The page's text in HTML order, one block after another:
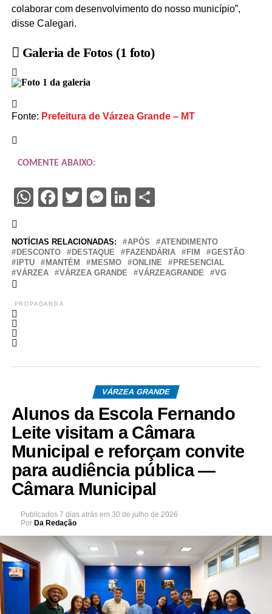
colaborar com desenvolvimento do nosso município”,
disse Calegari.
Galeria de Fotos (1 foto)
Fonte: Prefeitura de Várzea Grande – MT
COMENTE ABAIXO:
WhatsApp
Facebook
Twitter
Messenger
LinkedIn
NOTÍCIAS RELACIONADAS: APÓS
ATENDIMENTO
DESCONTO
DESTAQUE FAZENDÁRIA FIM
GESTÃO
IPTU
MANTÉM MESMO ONLINE
PRESENCIAL
VÁRZEA
VÁRZEA GRANDE VÁRZEAGRANDE VG
PROPAGANDA
VÁRZEA GRANDE
Alunos da Escola Fernando
Leite visitam a Câmara
Municipal e reforçam convite
para audiência pública —
Câmara Municipal
Publicados 7 dias atrás em 30 de julho de 2026
Por Da Redação